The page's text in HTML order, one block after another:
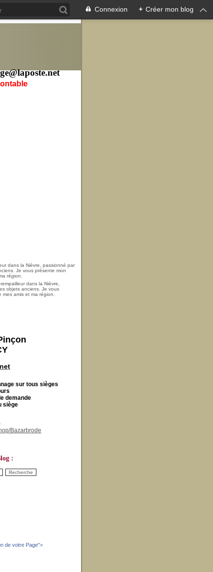
Connexion + Créer mon blog
dans la Nièvre,
objets anciens. Je vous
amis et ma région.
sur tous sièges
demande
siège
Bazarbrode
:
de votre Page">